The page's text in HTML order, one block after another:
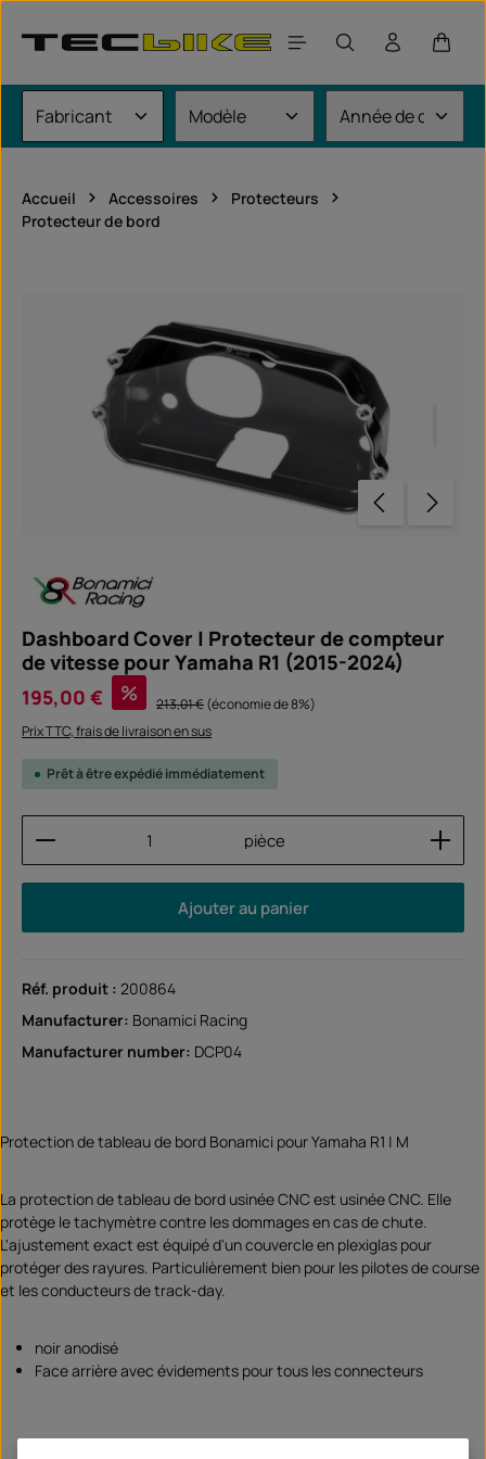
Le
Accueil Accessoires
Protecteurs
Protecteur de bord
Dashboard Cover | Protecteur de compteur
de vitesse pour Yamaha R1 (2015-2024)
Prix de vente :
195,00 € % Prix régulier :
213,01 €(économie de 8%)
Prix TTC, frais de livraison en sus
Prêt à être expédié immédiatement
Quantité de produit : Entrez la quantité
pièce
Ajouter au panier
Réf. produit : 200864
Manufacturer: Bonamici Racing
Manufacturer number: DCP04
Protection de tableau de bord Bonamici pour Yamaha R1 | M
La protection de tableau de bord usinée CNC est usinée CNC. Elle
protège le tachymètre contre les dommages en cas de chute.
L'ajustement exact est équipé d'un couvercle en plexiglas pour
protéger des rayures. Particulièrement bien pour les pilotes de course
et les conducteurs de track-day.
noir anodisé
Face arrière avec évidements pour tous les connecteurs